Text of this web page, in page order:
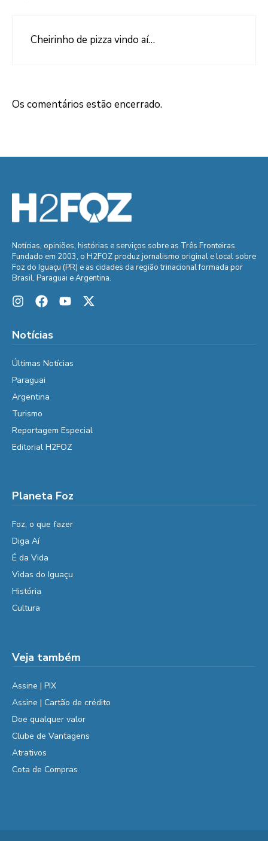
Cheirinho de pizza vindo aí…
Os comentários estão encerrado.
Notícias, opiniões, histórias e serviços sobre as Três Fronteiras.
Fundado em 2003, o H2FOZ produz jornalismo original e local sobre
Foz do Iguaçu (PR) e as cidades da região trinacional formada por
Brasil, Paraguai e Argentina.
Notícias
Últimas Notícias
Paraguai
Argentina
Turismo
Reportagem Especial
Editorial H2FOZ
Planeta Foz
Foz, o que fazer
Diga Aí
É da Vida
Vidas do Iguaçu
História
Cultura
Veja também
Assine | PIX
Assine | Cartão de crédito
Doe qualquer valor
Clube de Vantagens
Atrativos
Cota de Compras